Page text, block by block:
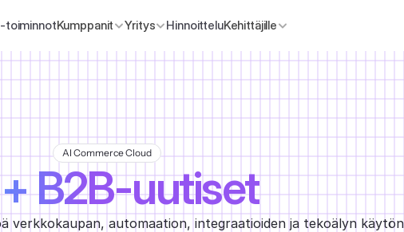
toiminnotKumppanit Yritys HinnoitteluKehittäjille
AI Commerce Cloud
B2B-uutiset
verkkokaupan, automaation, integraatioiden ja tekoälyn käytön